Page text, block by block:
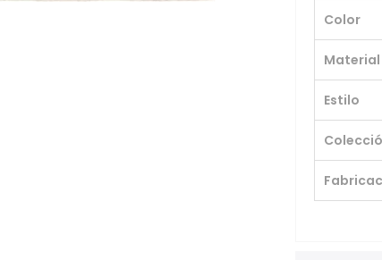
Color
Material
Estilo